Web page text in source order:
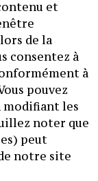
et
de la
consentez à
à
pouvez
modifiant les
noter que
peut
notre site